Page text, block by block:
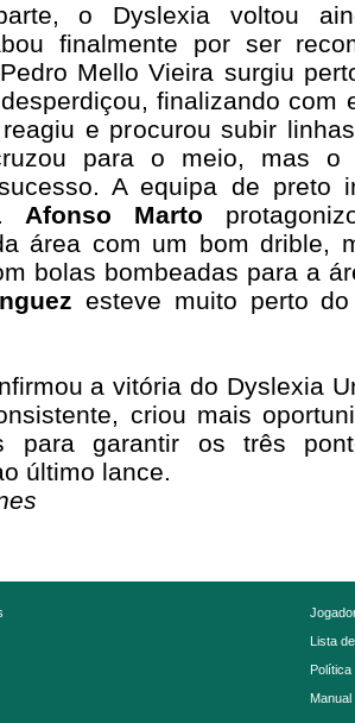
o Dyslexia voltou
finalmente por ser
Mello Vieira surgiu
finalizando com
e procurou subir
para o meio, mas o
A equipa de preto
Afonso Marto
área com um bom drible,
bolas bombeadas para a
esteve muito perto
a vitória do Dyslexia
criou mais
para garantir os três
último lance.
Lista
Política